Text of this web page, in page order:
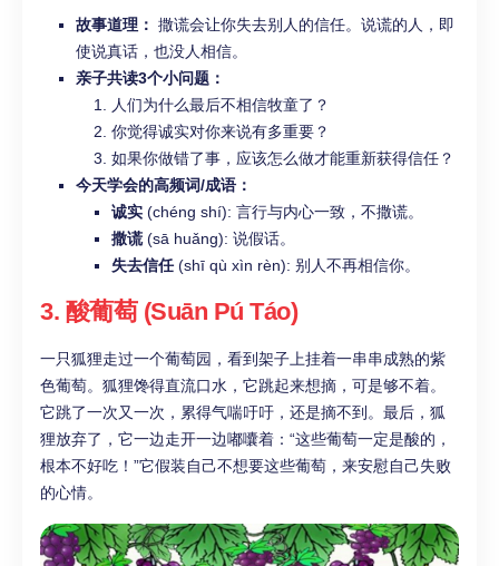
故事道理： 撒谎会让你失去别人的信任。说谎的人，即
使说真话，也没人相信。
亲子共读3个小问题：
人们为什么最后不相信牧童了？
你觉得诚实对你来说有多重要？
如果你做错了事，应该怎么做才能重新获得信任？
今天学会的高频词/成语：
诚实 (chéng shí): 言行与内心一致，不撒谎。
撒谎(sā huǎng): 说假话。
失去信任(shī qù xìn rèn): 别人不再相信你。
3. 酸葡萄 (Suān Pú Táo)
一只狐狸走过一个葡萄园，看到架子上挂着一串串成熟的紫
色葡萄。狐狸馋得直流口水，它跳起来想摘，可是够不着。
它跳了一次又一次，累得气喘吁吁，还是摘不到。最后，狐
狸放弃了，它一边走开一边嘟囔着：“这些葡萄一定是酸的，
根本不好吃！”它假装自己不想要这些葡萄，来安慰自己失败
的心情。